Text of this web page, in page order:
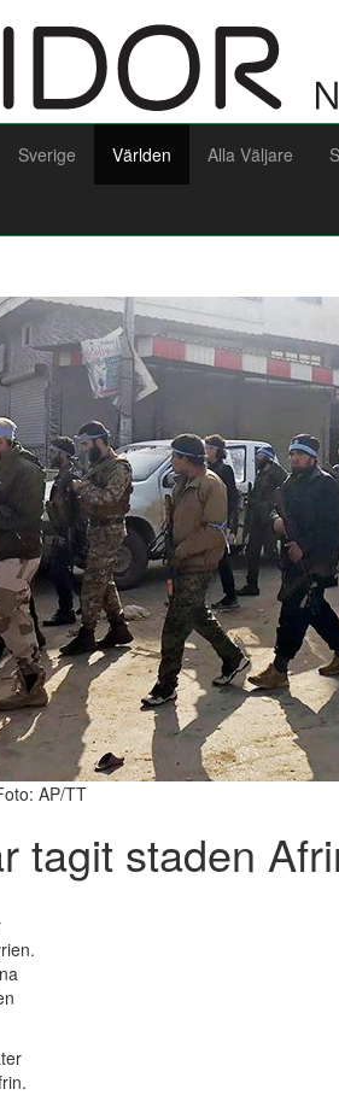
Sverige Världen Alla Väljare
AP/TT
tagit staden